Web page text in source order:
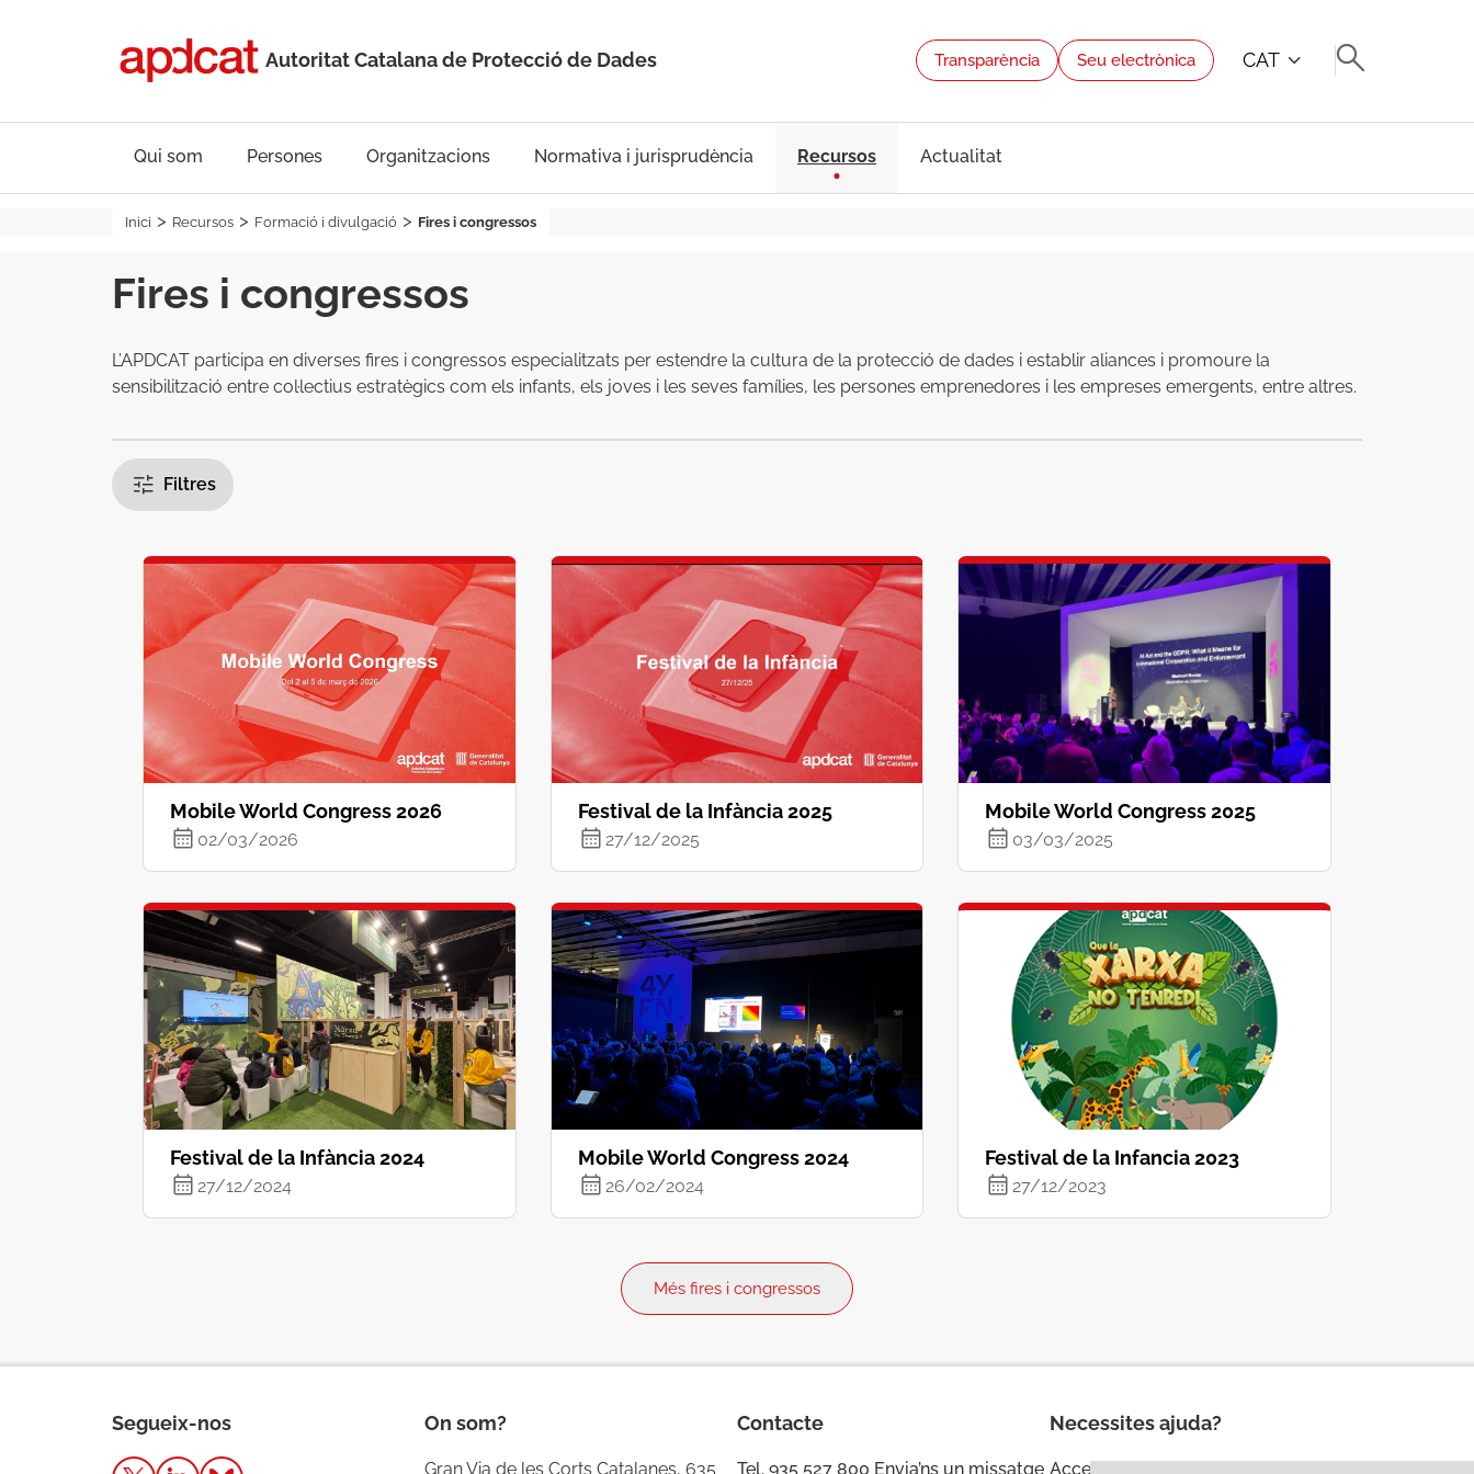
Autoritat Catalana de Protecció de Dades Transparència Seu electrònica CAT
Qui som Persones Organitzacions Normativa i jurisprudència Recursos Actualitat
Inici Recursos Formació i divulgació Fires i congressos
Fires i congressos
L’APDCAT participa en diverses fires i congressos especialitzats per estendre la cultura de la protecció de dades i establir aliances i promoure la
sensibilització entre col·lectius estratègics com els infants, els joves i les seves famílies, les persones emprenedores i les empreses emergents, entre altres.
Filtres
Mobile World Congress 2026
02/03/2026
Festival de la Infància 2025
27/12/2025
Mobile World Congress 2025
03/03/2025
Festival de la Infància 2024
27/12/2024
Mobile World Congress 2024
26/02/2024
Festival de la Infancia 2023
27/12/2023
Més fires i congressos
Segueix-nos On som?
Gran Via de les Corts Catalanes, 635
Contacte
Tel. 935 527 800 Envia’ns un missatge
Necessites ajuda?
Accessibilitat